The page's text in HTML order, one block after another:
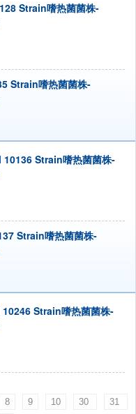
Strain嗜热菌菌株-
Strain嗜热菌菌株-
Strain嗜热菌菌株-
Strain嗜热菌菌株-
Strain嗜热菌菌株-
8 9 10 30
31